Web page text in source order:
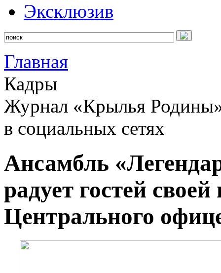
Эксклюзив
Главная
Кадры
Журнал «Крылья
в социальных сетях
Ансамбль
радует гостей
Центрального